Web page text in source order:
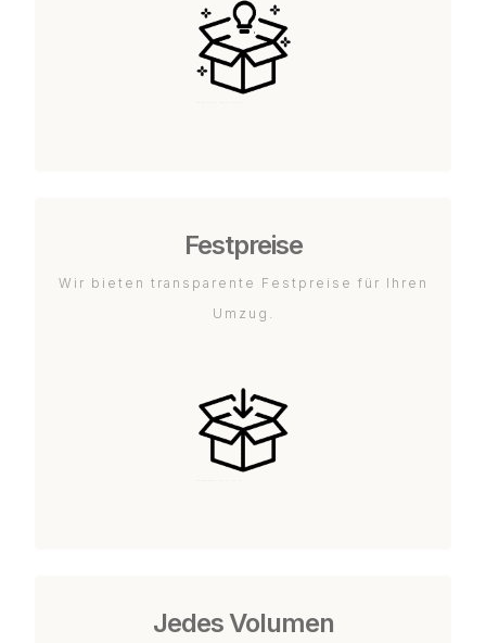
Festpreise
Wir bieten transparente Festpreise für Ihren
Umzug.
Jedes Volumen